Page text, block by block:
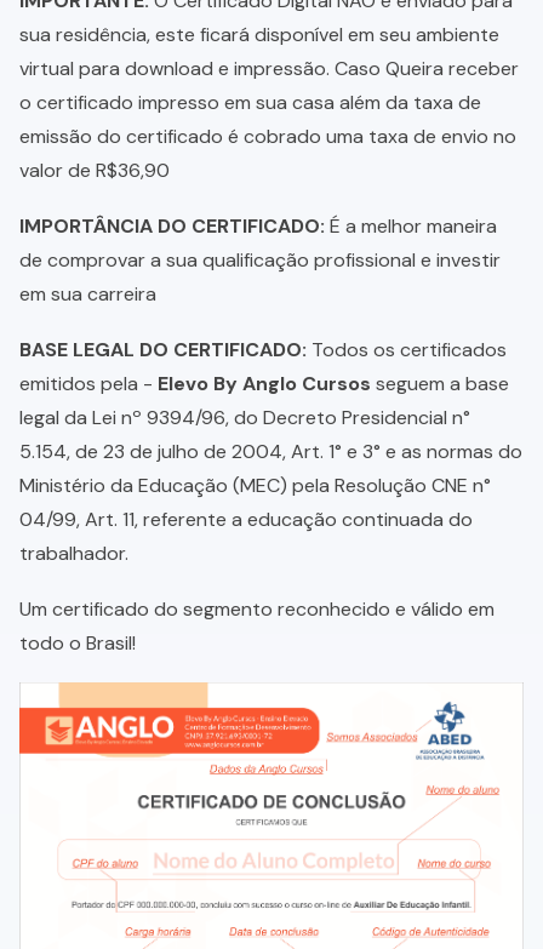
sua residência, este ficará disponível em seu ambiente
virtual para download e impressão. Caso Queira receber
o certificado impresso em sua casa além da taxa de
emissão do certificado é cobrado uma taxa de envio no
valor de R$36,90
IMPORTÂNCIA DO CERTIFICADO: É a melhor maneira
de comprovar a sua qualificação profissional e investir
em sua carreira
BASE LEGAL DO CERTIFICADO: Todos os certificados
emitidos pela - Elevo By Anglo Cursos seguem a base
legal da Lei nº 9394/96, do Decreto Presidencial n°
5.154, de 23 de julho de 2004, Art. 1° e 3° e as normas do
Ministério da Educação (MEC) pela Resolução CNE n°
04/99, Art. 11, referente a educação continuada do
trabalhador.
Um certificado do segmento reconhecido e válido em
todo o Brasil!